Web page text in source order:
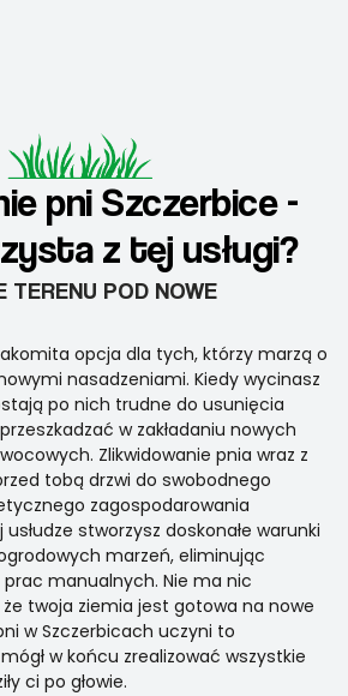
pni Szczerbice -
z tej usługi?
TERENU POD NOWE
opcja dla tych, którzy marzą o
nasadzeniami. Kiedy wycinasz
po nich trudne do usunięcia
w zakładaniu nowych
Zlikwidowanie pnia wraz z
tobą drzwi do swobodnego
zagospodarowania
stworzysz doskonałe warunki
marzeń, eliminując
manualnych. Nie ma nic
że twoja ziemia jest gotowa na nowe
w Szczerbicach uczyni to
w końcu zrealizować wszystkie
ci po głowie.